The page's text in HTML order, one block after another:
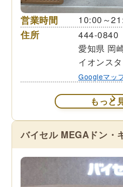
営業時間 10:00～
住所
444-0840
愛知県 岡
イオンス
Googleマッ
もっと
バイセル MEGAドン・